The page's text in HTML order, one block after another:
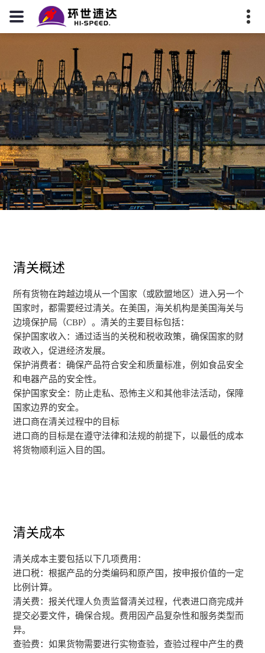
清关概述
所有货物在跨越边境从一个国家（或欧盟地区）进入另一个
国家时，都需要经过清关。在美国，海关机构是美国海关与
边境保护局（CBP）。清关的主要目标包括：
保护国家收入：通过适当的关税和税收政策，确保国家的财
政收入，促进经济发展。
保护消费者：确保产品符合安全和质量标准，例如食品安全
和电器产品的安全性。
保护国家安全：防止走私、恐怖主义和其他非法活动，保障
国家边界的安全。
进口商在清关过程中的目标
进口商的目标是在遵守法律和法规的前提下，以最低的成本
将货物顺利运入目的国。
清关成本
清关成本主要包括以下几项费用：
进口税：根据产品的分类编码和原产国，按申报价值的一定
比例计算。
清关费：报关代理人负责监督清关过程，代表进口商完成并
提交必要文件，确保合规。费用因产品复杂性和服务类型而
异。
查验费：如果货物需要进行实物查验，查验过程中产生的费